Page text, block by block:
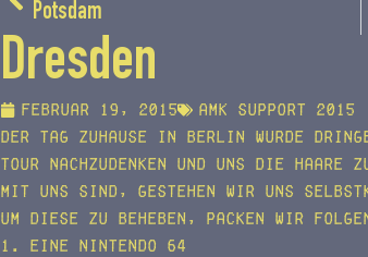
Potsdam
Dresden
Februar 19, 2015
AMK support 2015
Der Tag zuhause in Berlin wurde
Tour nachzudenken und uns die Haare
mit uns sind, gestehen wir uns
Um diese zu beheben, packen wir
1. Eine Nintendo 64